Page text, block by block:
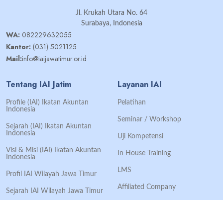
Jl. Krukah Utara No. 64
Surabaya, Indonesia
WA: 082229632055
Kantor: (031) 5021125
Mail:info@iaijawatimur.or.id
Tentang IAI Jatim
Profile (IAI) Ikatan Akuntan
Indonesia
Sejarah (IAI) Ikatan Akuntan
Indonesia
Visi & Misi (IAI) Ikatan Akuntan
Indonesia
Profil IAI Wilayah Jawa Timur
Sejarah IAI Wilayah Jawa Timur
Layanan IAI
Pelatihan
Seminar / Workshop
Uji Kompetensi
In House Training
LMS
Affiliated Company